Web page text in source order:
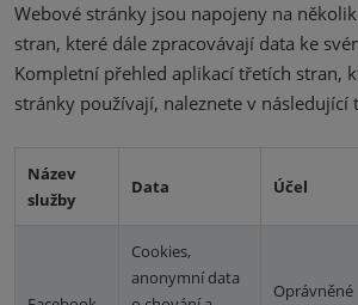
Webové stránky jsou napojeny na
stran, které dále zpracovávají data ke
Kompletní přehled aplikací třetích stran,
stránky používají, naleznete v následující
Název
služby
Data Účel
Cookies,
anonymní data
Oprávněné